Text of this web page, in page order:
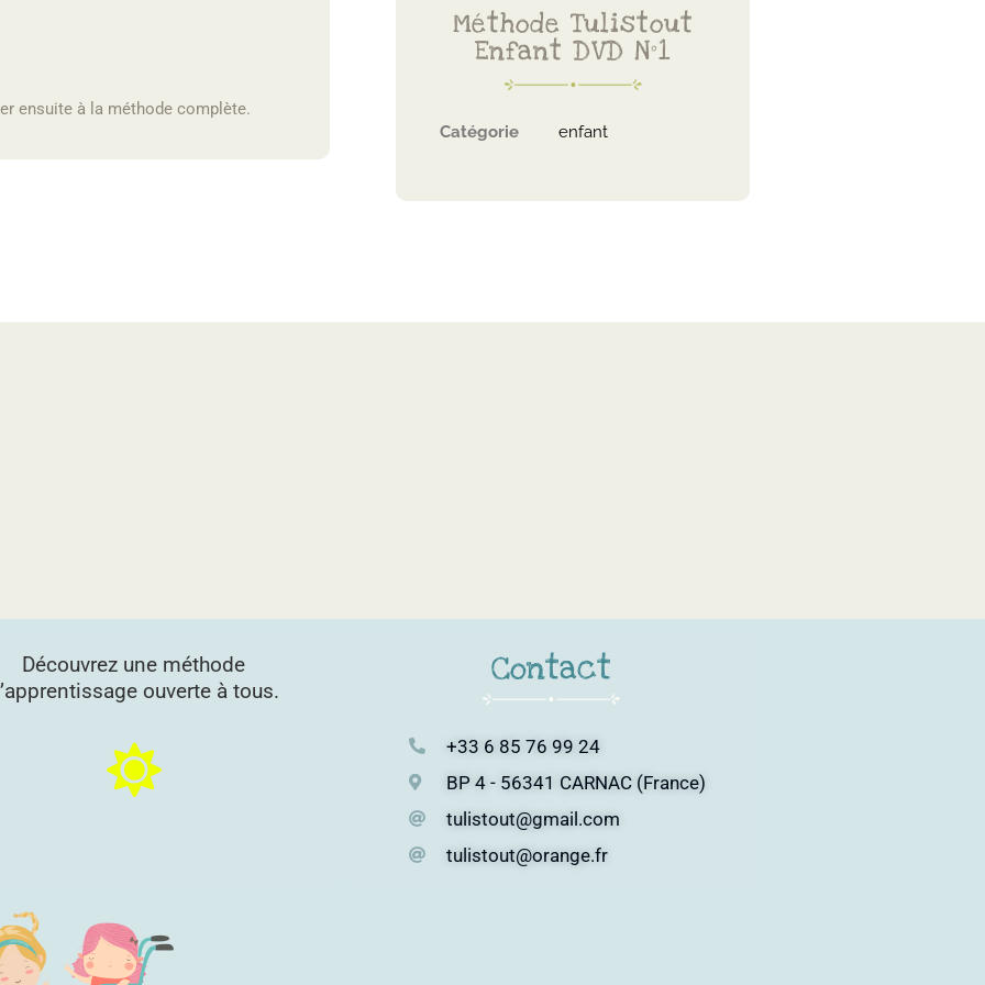
ensuite à la méthode complète.
Méthode Tulistout
Enfant DVD N°1
Catégorie enfant
Découvrez une méthode
ouverte à tous.
Contact
+33 6 85 76 99 24
BP 4 - 56341 CARNAC (France)
tulistout@gmail.com
tulistout@orange.fr